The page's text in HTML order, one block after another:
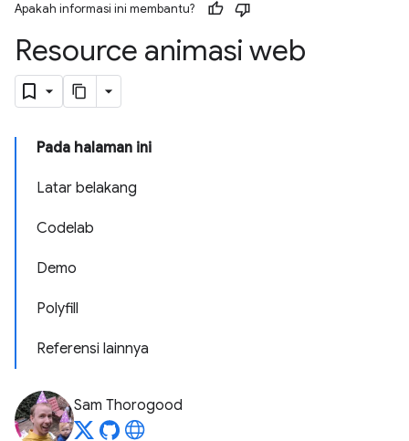
Apakah informasi ini membantu?
Resource animasi web
Pada halaman ini
Latar belakang
Codelab
Demo
Polyfill
Referensi lainnya
Sam Thorogood